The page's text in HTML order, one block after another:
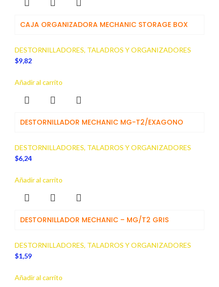
CAJA ORGANIZADORA MECHANIC STORAGE BOX
DESTORNILLADORES, TALADROS Y ORGANIZADORES
$9,82
Añadir al carrito
DESTORNILLADOR MECHANIC MG-T2/EXAGONO
DESTORNILLADORES, TALADROS Y ORGANIZADORES
$6,24
Añadir al carrito
DESTORNILLADOR MECHANIC – MG/T2 GRIS
DESTORNILLADORES, TALADROS Y ORGANIZADORES
$1,59
Añadir al carrito